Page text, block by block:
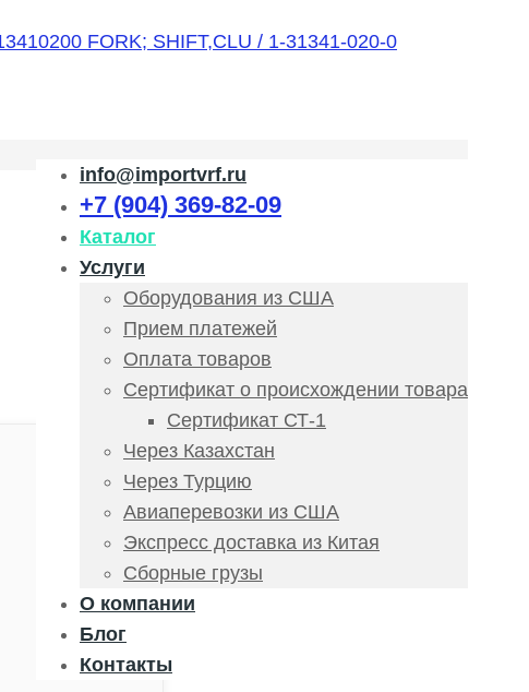
info@importvrf.ru
+7 (904) 369-82-09
Каталог
Услуги
Оборудования из США
Прием платежей
Оплата товаров
Сертификат о происхождении товара
Сертификат СТ-1
Через Казахстан
Через Турцию
Авиаперевозки из США
Экспресс доставка из Китая
Сборные грузы
О компании
Блог
Контакты